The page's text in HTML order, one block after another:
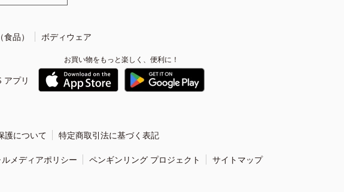
品） ボディウェア
アプリ
お買い物をもっと楽しく、便利に！
護について 特定商取引法に基づく表記
メディアポリシー ペンギンリング プロジェクト サイトマップ